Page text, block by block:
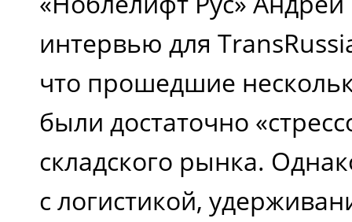
интервью для
что прошедшие
были достаточно
складского рынка.
с логистикой,